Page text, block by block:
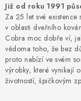
VRÁCENÍ ZBOŽÍ
POŠTOVNÉ
OP
Již od roku 1991
Za 25 let své
v oblasti dveřního
Cobra moc dobře ví,
vědoma toho, že bez
proto nabízí ve svém
výrobky, které vynikají
životností, špičkovým